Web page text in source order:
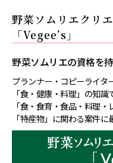
野菜ソムリエクリ
「Vegee’s」
野菜ソムリエの資格を
プランナー・コピーライタ
「食・健康・料理」の知識
「食・食育・食品・料理
「特産物」に関わる案件に